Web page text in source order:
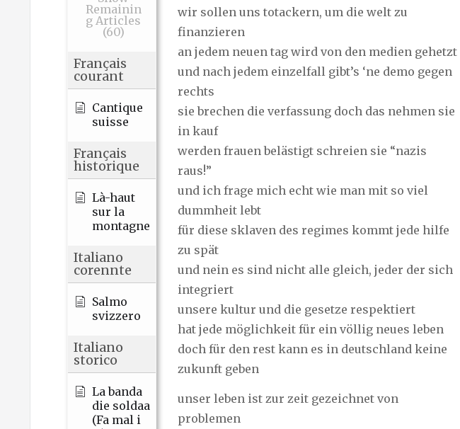
Remainin
g Articles
(60)
Français
courant
Cantique
suisse
Français
historique
Là-haut
sur la
montagne
Italiano
corennte
Salmo
svizzero
Italiano
storico
La banda
die soldaa
(Fa mal i
wir sollen uns totackern, um die welt zu
finanzieren
an jedem neuen tag wird von den medien gehetzt
und nach jedem einzelfall gibt’s ‘ne demo gegen
rechts
sie brechen die verfassung doch das nehmen sie
in kauf
werden frauen belästigt schreien sie “nazis
raus!”
und ich frage mich echt wie man mit so viel
dummheit lebt
für diese sklaven des regimes kommt jede hilfe
zu spät
und nein es sind nicht alle gleich, jeder der sich
integriert
unsere kultur und die gesetze respektiert
hat jede möglichkeit für ein völlig neues leben
doch für den rest kann es in deutschland keine
zukunft geben
unser leben ist zur zeit gezeichnet von
problemen